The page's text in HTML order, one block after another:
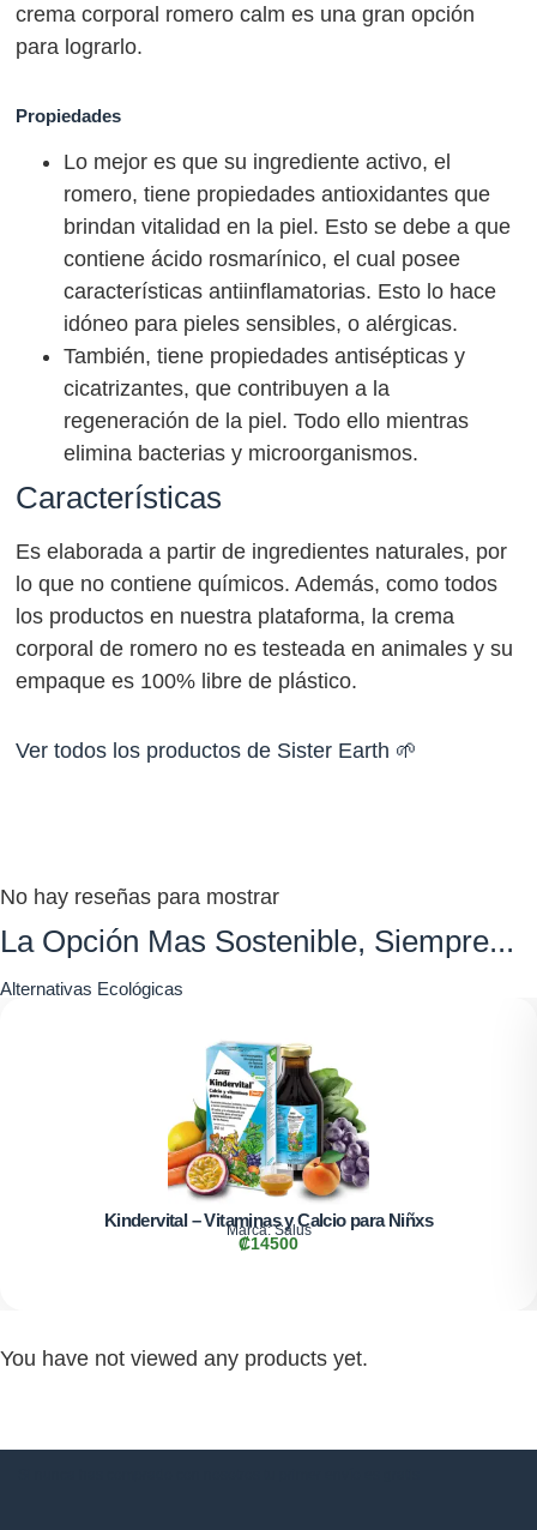
crema corporal romero calm es una gran opción
para lograrlo.
Propiedades
Lo mejor es que su ingrediente activo, el
romero, tiene propiedades antioxidantes que
brindan vitalidad en la piel. Esto se debe a que
contiene ácido rosmarínico, el cual posee
características antiinflamatorias. Esto lo hace
idóneo para pieles sensibles, o alérgicas.
También, tiene propiedades antisépticas y
cicatrizantes, que contribuyen a la
regeneración de la piel. Todo ello mientras
elimina bacterias y microorganismos.
Características
Es elaborada a partir de ingredientes naturales, por
lo que no contiene químicos. Además, como todos
los productos en nuestra plataforma, la crema
corporal de romero no es testeada en animales y su
empaque es 100% libre de plástico.
Ver todos los productos de Sister Earth 🌱
No hay reseñas para mostrar
La Opción Mas Sostenible, Siempre...
Alternativas Ecológicas
Kindervital – Vitaminas y Calcio para Niñxs
Marca:Salus
₡14500
You have not viewed any products yet.